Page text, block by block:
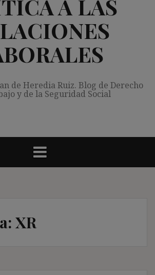
A LAS
de Heredia Ruiz. Blog de Derecho
y de la Seguridad Social
XR